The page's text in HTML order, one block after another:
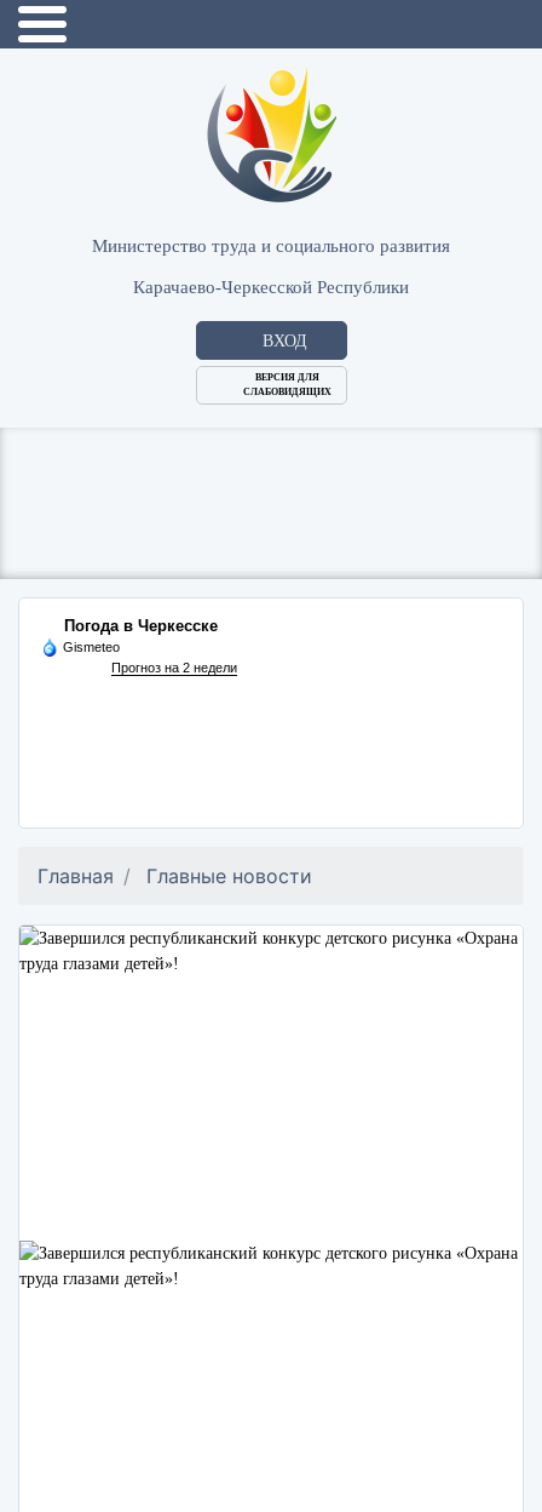
Министерство труда и социального развития
Карачаево-Черкесской Республики
ВХОД
ВЕРСИЯ ДЛЯ
СЛАБОВИДЯЩИХ
Погода в Черкесске
Gismeteo
Прогноз на 2 недели
Главная Главные новости